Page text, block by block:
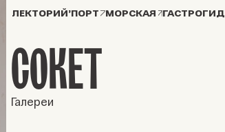
ЛЕКТОРИЙ’ПОРТ МОРСКАЯ ГАСТРОГИД
CОКЕТ
Галереи